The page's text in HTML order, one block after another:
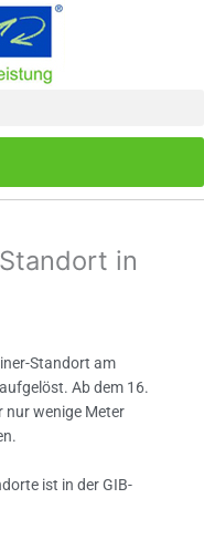
in
Standort am
Ab dem 16.
nur wenige Meter
ist in der GIB-